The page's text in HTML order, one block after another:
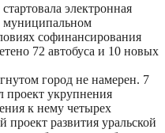
электронная
муниципальном
софинансирования
72 автобуса и 10 новых
город не намерен. 7
проект укрупнения
к нему четырех
развития уральской